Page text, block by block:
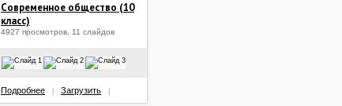
Современное общество (10
класс)
4927 просмотров, 11 слайдов
Подробнее Загрузить